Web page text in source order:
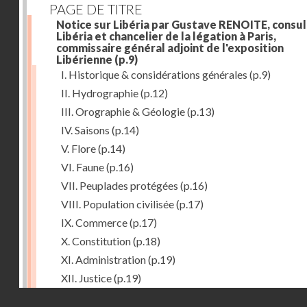
PAGE DE TITRE
Notice sur Libéria par Gustave RENOITE,
Libéria et chancelier de la légation à Paris,
commissaire général adjoint de l'exposition
Libérienne (p.9)
I. Historique & considérations générales (p.9)
II. Hydrographie(p.12)
III. Orographie & Géologie(p.13)
IV. Saisons (p.14)
V. Flore(p.14)
VI. Faune(p.16)
VII. Peuplades protégées (p.16)
VIII. Population civilisée(p.17)
IX. Commerce(p.17)
X. Constitution(p.18)
XI. Administration(p.19)
XII. Justice(p.19)